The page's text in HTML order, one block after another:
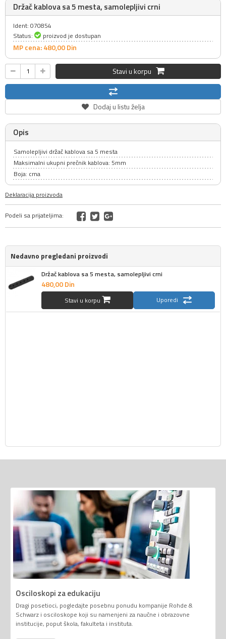
Držač kablova sa 5 mesta, samolepljivi crni
Ident: 070854
Status:
proizvod je dostupan
MP cena: 480,00Din
Stavi u korpu
Dodaj u listu želja
Opis
Samolepljivi držač kablova sa 5 mesta
Maksimalni ukupni prečnik kablova: 5mm
Boja: crna
Deklaracija proizvoda
Podeli sa prijateljima:
Nedavno pregledani proizvodi
Držač kablova sa 5 mesta, samolepljivi crni
480,00Din
Stavi u korpu Uporedi
Osciloskopi za edukaciju
Dragi posetioci, pogledajte posebnu ponudu kompanije Rohde &
Schwarz i osciloskope koji su namenjeni za naučne i obrazovne
institucije, poput škola, fakulteta i instituta.